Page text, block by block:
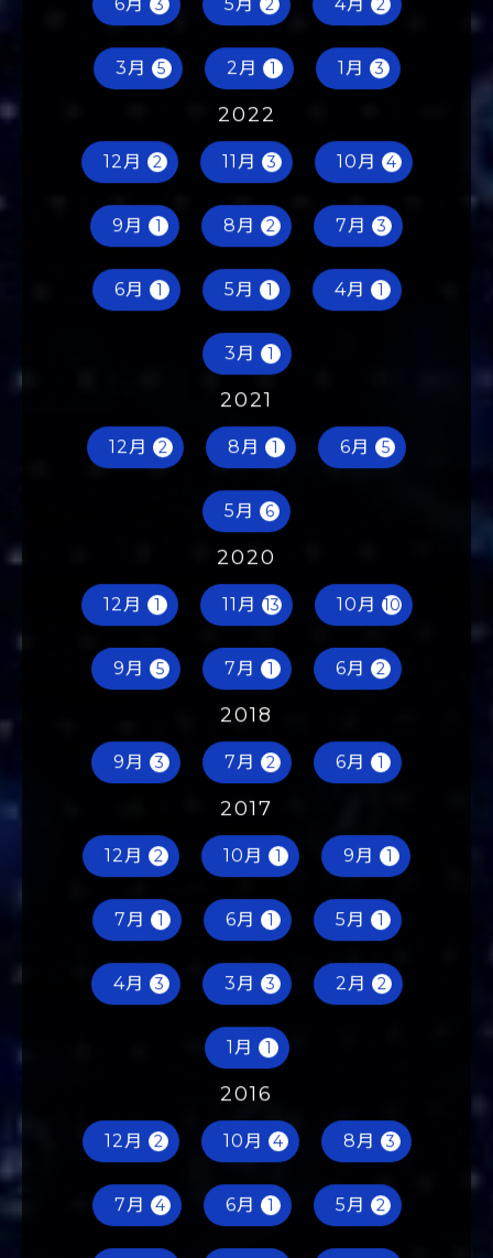
6月 3 5月 2 4月 2
3月 5 2月 1 1月 3
2022
12月 2 11月 3 10月 4
9月 1 8月 2 7月 3
6月 1 5月 1 4月 1
3月 1
2021
12月 2 8月 1 6月 5
5月 6
2020
12月 1 11月 13 10月 10
9月 5 7月 1 6月 2
2018
9月 3 7月 2 6月 1
2017
12月 2 10月 1 9月 1
7月 1 6月 1 5月 1
4月 3 3月 3 2月 2
1月 1
2016
12月 2 10月 4 8月 3
7月 4 6月 1 5月 2